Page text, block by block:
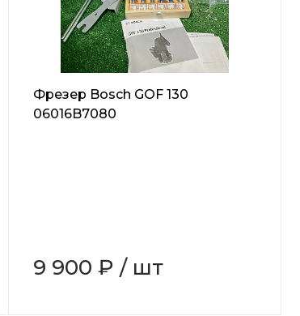
Фрезер Bosch GOF 130
06016B7080
9 900 ₽ / шт